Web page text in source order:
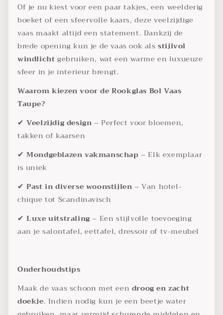
Of je nu kiest voor een paar takjes, een weelderig
boeket of een sfeervolle kaars, deze veelzijdige
vaas maakt altijd een statement. Dankzij de
brede opening kun je de vaas ook alsstijlvol
windlicht gebruiken, wat een warme en luxueuze
sfeer in je interieur brengt.
Waarom kiezen voor de Rookglas Bol Vaas
Taupe?
✔Veelzijdig design – Perfect voor bloemen,
takken of kaarsen
✔Mondgeblazen vakmanschap – Elk exemplaar
is uniek
✔Past in diverse woonstijlen – Van hotel-
chique tot Scandinavisch
✔Luxe uitstraling – Een stijlvolle toevoeging
aan je salontafel, eettafel, dressoir of tv-meubel
Onderhoudstips
Maak de vaas schoon met een droog en zacht
doekje. Indien nodig kun je een beetje water